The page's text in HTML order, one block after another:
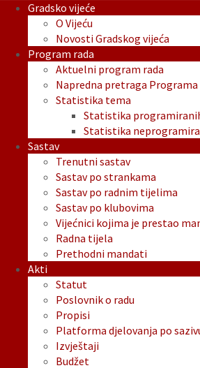
Gradsko vijeće
O Vijeću
Novosti Gradskog vijeća
Program rada
Aktuelni program rada
Napredna pretraga Programa
Statistika tema
Statistika
Statistika
Sastav
Trenutni sastav
Sastav po strankama
Sastav po radnim tijelima
Sastav po klubovima
Vijećnici kojima je prestao
Radna tijela
Prethodni mandati
Akti
Statut
Poslovnik o radu
Propisi
Platforma djelovanja po
Izvještaji
Budžet